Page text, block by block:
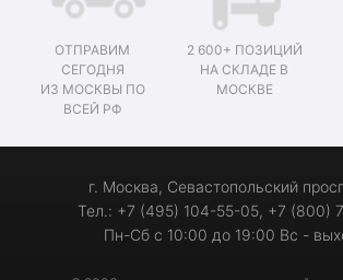
ОТПРАВИМ
СЕГОДНЯ
ИЗ МОСКВЫ ПО
ВСЕЙ РФ
2 600+ ПОЗИЦИЙ
НА СКЛАДЕ В
МОСКВЕ
г. Москва, Севастопольский
Тел.: +7 (495) 104-55-05, +7 (800)
Пн-Сб с 10:00 до 19:00 Вс -